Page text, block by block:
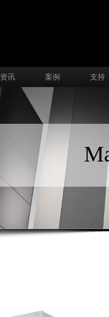
资讯 案例 支持